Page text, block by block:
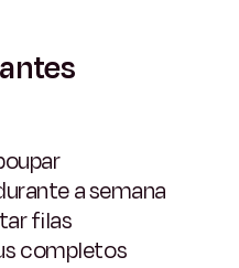
a semana
filas
completos